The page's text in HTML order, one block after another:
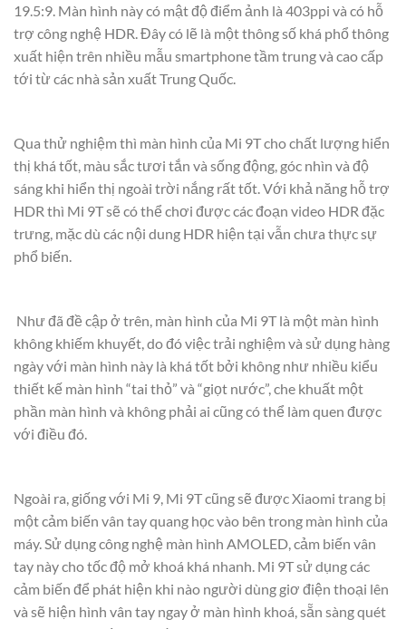
19.5:9. Màn hình này có mật độ điểm ảnh là 403ppi và có hỗ
trợ công nghệ HDR. Đây có lẽ là một thông số khá phổ thông
xuất hiện trên nhiều mẫu smartphone tầm trung và cao cấp
tới từ các nhà sản xuất Trung Quốc.
Qua thử nghiệm thì màn hình của Mi 9T cho chất lượng hiển
thị khá tốt, màu sắc tươi tắn và sống động, góc nhìn và độ
sáng khi hiển thị ngoài trời nắng rất tốt. Với khả năng hỗ trợ
HDR thì Mi 9T sẽ có thể chơi được các đoạn video HDR đặc
trưng, mặc dù các nội dung HDR hiện tại vẫn chưa thực sự
phổ biến.
Như đã đề cập ở trên, màn hình của Mi 9T là một màn hình
không khiếm khuyết, do đó việc trải nghiệm và sử dụng hàng
ngày với màn hình này là khá tốt bởi không như nhiều kiểu
thiết kế màn hình “tai thỏ” và “giọt nước”, che khuất một
phần màn hình và không phải ai cũng có thể làm quen được
với điều đó.
Ngoài ra, giống với Mi 9, Mi 9T cũng sẽ được Xiaomi trang bị
một cảm biến vân tay quang học vào bên trong màn hình của
máy. Sử dụng công nghệ màn hình AMOLED, cảm biến vân
tay này cho tốc độ mở khoá khá nhanh. Mi 9T sử dụng các
cảm biến để phát hiện khi nào người dùng giơ điện thoại lên
và sẽ hiện hình vân tay ngay ở màn hình khoá, sẵn sàng quét